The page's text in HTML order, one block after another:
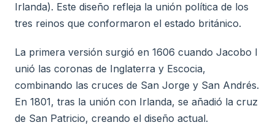
Irlanda). Este diseño refleja la unión política de los
tres reinos que conformaron el estado británico.
La primera versión surgió en 1606 cuando Jacobo I
unió las coronas de Inglaterra y Escocia,
combinando las cruces de San Jorge y San Andrés.
En 1801, tras la unión con Irlanda, se añadió la cruz
de San Patricio, creando el diseño actual.